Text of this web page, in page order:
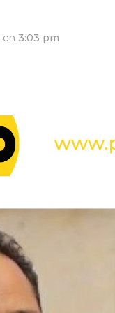
en 3:03 pm